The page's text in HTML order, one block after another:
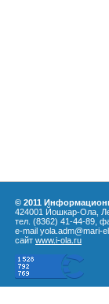
© 2011
424001 Йошкар-Ола,
тел. (8362) 41-44-89,
e-mail yola.adm@mari-
сайт www.i-ola.ru